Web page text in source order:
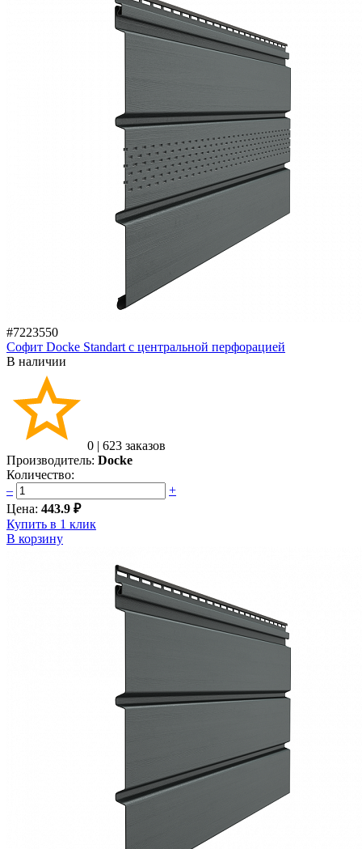
#7223550
Софит Docke Standart с центральной перфорацией
В наличии
0 | 623 заказов
Производитель: Docke
Количество:
–
+
Цена: 443.9 ₽
Купить в 1 клик
В корзину